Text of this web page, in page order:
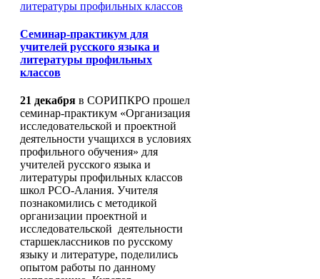
Подразделения
Организационно-
методический отдел
Кафедры
Кафедра осетинского
языка и литературы
Кафедра технологии
обучения и методики
и начального
Ученый совет
Центры
Центр непрерывного
повышения
профессионального
Семинар-практикум для
учителей русского языка и
литературы профильных
классов
21 декабря в СОРИПКРО прошел
семинар-практикум «Организация
исследовательской и проектной
деятельности учащихся в условиях
профильного обучения» для
учителей русского языка и
литературы профильных классов
школ РСО-Алания. Учителя
познакомились с методикой
организации проектной и
исследовательской деятельности
старшеклассников по русскому
языку и литературе, поделились
опытом работы по данному